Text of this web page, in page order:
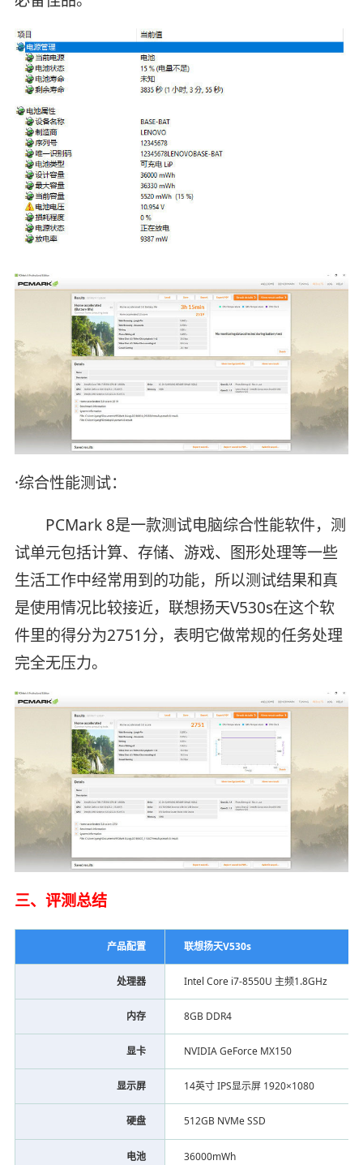
·综合性能测试：
PCMark 8是一款测试电脑综合性能软件，测
试单元包括计算、存储、游戏、图形处理等一些
生活工作中经常用到的功能，所以测试结果和真
是使用情况比较接近，联想扬天V530s在这个软
件里的得分为2751分，表明它做常规的任务处理
完全无压力。
三、评测总结
产品配置 联想扬天V530s
处理器 Intel Core i7-8550U 主频1.8GHz
内存 8GB DDR4
显卡 NVIDIA GeForce MX150
显示屏 14英寸 IPS显示屏 1920×1080
硬盘 512GB NVMe SSD
电池 36000mWh